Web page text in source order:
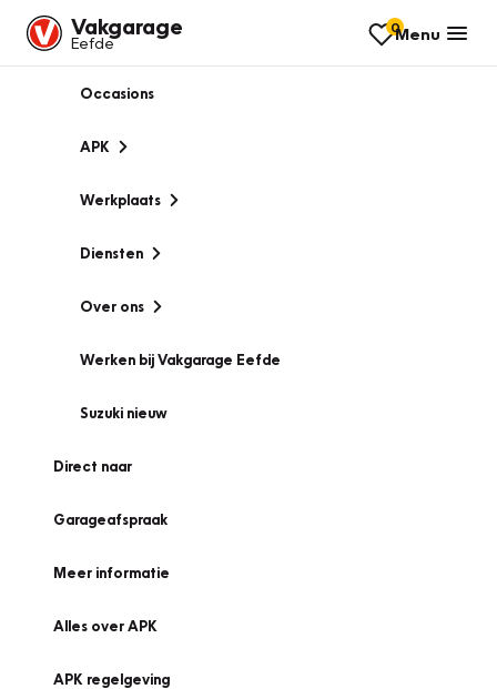
Vakgarage
Eefde
0Menu
Occasions
APK
Werkplaats
Diensten
Over ons
Werken bij Vakgarage Eefde
Suzuki nieuw
Direct naar
Garageafspraak
Meer informatie
Alles over APK
APK regelgeving